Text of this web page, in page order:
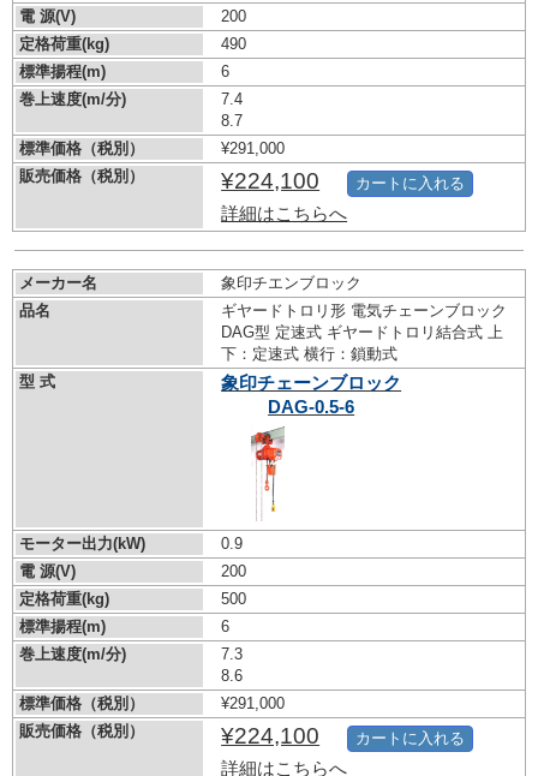
電 源(V)
200
定格荷重(kg)
490
標準揚程(m)
6
巻上速度(m/分)
7.4
8.7
標準価格（税別）
¥291,000
販売価格（税別）
¥224,100
詳細はこちらへ
カートに入れる
メーカー名
象印チエンブロック
品名
ギヤードトロリ形 電気チェーンブロック
DAG型 定速式 ギヤードトロリ結合式 上
下：定速式 横行：鎖動式
型 式
象印チェーンブロック
DAG-0.5-6
モーター出力(kW)
0.9
電 源(V)
200
定格荷重(kg)
500
標準揚程(m)
6
巻上速度(m/分)
7.3
8.6
標準価格（税別）
¥291,000
販売価格（税別）
¥224,100
詳細はこちらへ
カートに入れる